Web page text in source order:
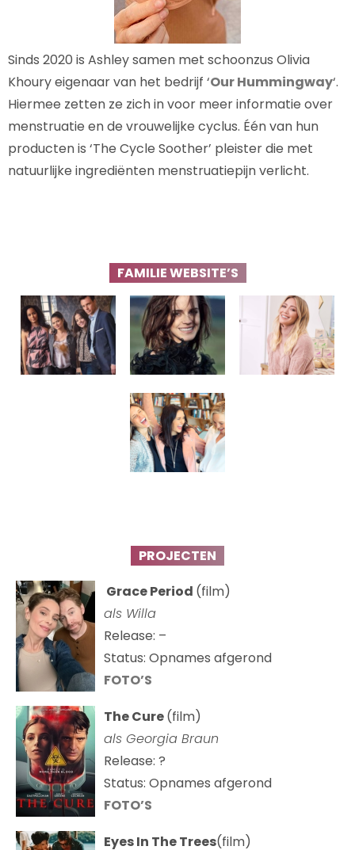
Sinds 2020 is Ashley samen met schoonzus Olivia
Khoury eigenaar van het bedrijf ‘Our Hummingway‘.
Hiermee zetten ze zich in voor meer informatie over
menstruatie en de vrouwelijke cyclus. Één van hun
producten is ‘The Cycle Soother’ pleister die met
natuurlijke ingrediënten menstruatiepijn verlicht.
FAMILIE WEBSITE’S
PROJECTEN
Grace Period (film)
als Willa
Release: –
Status: Opnames afgerond
FOTO’S
The Cure(film)
als Georgia Braun
Release: ?
Status: Opnames afgerond
FOTO’S
Eyes In The Trees(film)